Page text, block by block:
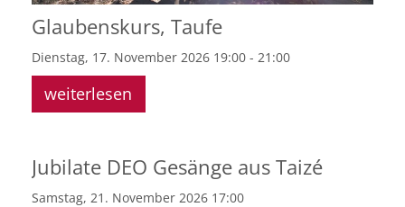
Glaubenskurs, Taufe
Dienstag, 17. November 2026 19:00 - 21:00
weiterlesen
Jubilate DEO Gesänge aus Taizé
Samstag, 21. November 2026 17:00